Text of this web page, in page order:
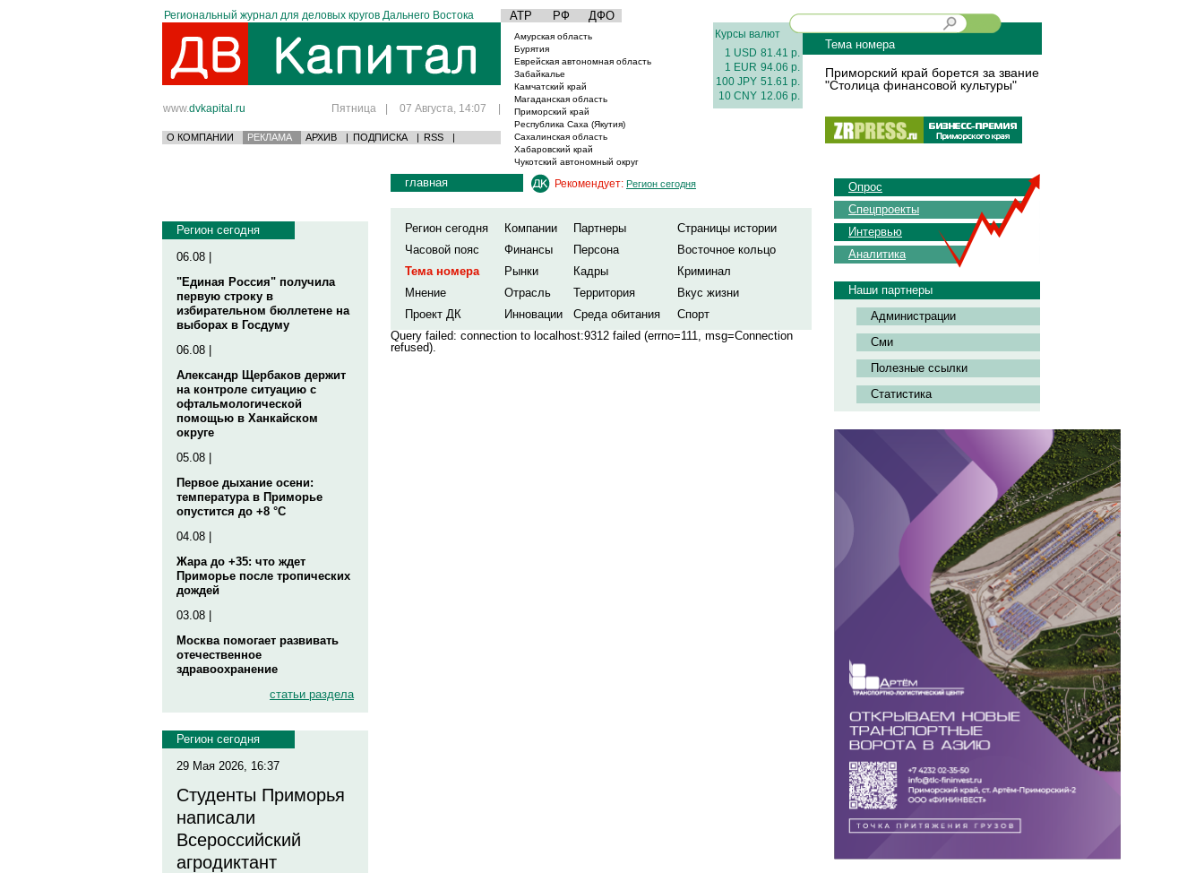
Региональный журнал для деловых кругов Дальнего Востока АТР РФ ДФО
www.dvkapital.ru Пятница | 07 Августа, 14:07 |
О КОМПАНИИ РЕКЛАМА АРХИВ | ПОДПИСКА | RSS |
Амурская область
Бурятия
Еврейская автономная область
Забайкалье
Камчатский край
Магаданская область
Приморский край
Республика Саха (Якутия)
Сахалинская область
Хабаровский край
Чукотский автономный округ
Курсы валют
1 USD 81.41 р.
1 EUR 94.06 р.
100 JPY 51.61 р.
10 CNY 12.06 р.
Тема номера
Приморский край борется за звание
"Столица финансовой культуры"
Регион сегодня
06.08 |
"Единая Россия" получила
первую строку в
избирательном бюллетене на
выборах в Госдуму
06.08 |
Александр Щербаков держит
на контроле ситуацию с
офтальмологической
помощью в Ханкайском
округе
05.08 |
Первое дыхание осени:
температура в Приморье
опустится до +8 °C
04.08 |
Жара до +35: что ждет
Приморье после тропических
дождей
03.08 |
Москва помогает развивать
отечественное
здравоохранение
статьи раздела
Регион сегодня
29 Мая 2026, 16:37
Студенты Приморья
написали
Всероссийский
агродиктант
главная Рекомендует: Регион сегодня
Регион сегодня Компании Партнеры
Страницы истории
Часовой пояс
Финансы Персона
Восточное кольцо
Тема номера
Рынки Кадры
Криминал
Мнение
Отрасль Территория
Вкус жизни
Проект ДК
Инновации Среда обитания
Спорт
Query failed: connection to localhost:9312 failed (errno=111, msg=Connection
refused).
Опрос
Спецпроекты
Интервью
Аналитика
Наши партнеры
Администрации
Сми
Полезные ссылки
Статистика